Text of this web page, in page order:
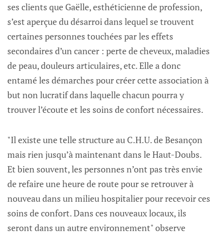
ses clients que Gaëlle, esthéticienne de profession,
s’est aperçue du désarroi dans lequel se trouvent
certaines personnes touchées par les effets
secondaires d’un cancer : perte de cheveux, maladies
de peau, douleurs articulaires, etc. Elle a donc
entamé les démarches pour créer cette association à
but non lucratif dans laquelle chacun pourra y
trouver l’écoute et les soins de confort nécessaires.
"Il existe une telle structure au C.H.U. de Besançon
mais rien jusqu’à maintenant dans le Haut-Doubs.
Et bien souvent, les personnes n’ont pas très envie
de refaire une heure de route pour se retrouver à
nouveau dans un milieu hospitalier pour recevoir ces
soins de confort. Dans ces nouveaux locaux, ils
seront dans un autre environnement" observe